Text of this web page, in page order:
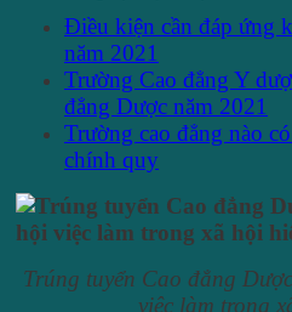
Điều kiện cần đáp ứng
năm 2021
Trường Cao đẳng Y
đẳng Dược năm 2021
Trường cao đẳng nào
chính quy
Trúng tuyển Cao đẳng
việc làm trong